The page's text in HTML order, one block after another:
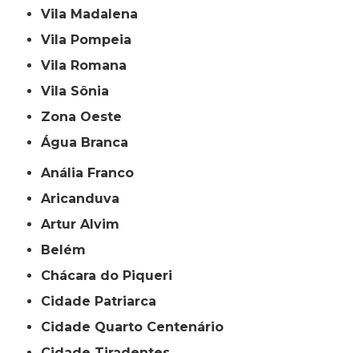
Vila Madalena
Vila Pompeia
Vila Romana
Vila Sônia
Zona Oeste
Água Branca
Anália Franco
Aricanduva
Artur Alvim
Belém
Chácara do Piqueri
Cidade Patriarca
Cidade Quarto Centenário